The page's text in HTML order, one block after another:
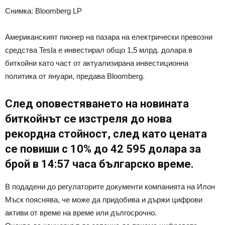
Снимка: Bloomberg LP
Американският пионер на пазара на електрически превозни
средства Tesla e инвестирал общо 1,5 млрд. долара в
биткойни като част от актуализирана инвестиционна
политика от януари, предава Bloomberg.
След оповестяването на новината
биткойнът се изстреля до нова
рекордна стойност, след като цената
се повиши с 10% до 42 595 долара за
брой в 14:57 часа българско време.
В подадени до регулаторите документи компанията на Илон
Мъск пояснява, че може да придобива и държи цифрови
активи от време на време или дългосрочно.